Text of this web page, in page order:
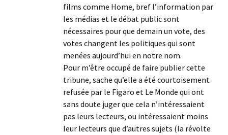
films comme Home, bref l’information par
les médias et le débat public sont
nécessaires pour que demain un vote, des
votes changent les politiques qui sont
menées aujourd’hui en notre nom.
Pour m’être occupé de faire publier cette
tribune, sache qu’elle a été courtoisement
refusée par le Figaro et Le Monde qui ont
sans doute juger que cela n’intéressaient
pas leurs lecteurs, ou intéressaient moins
leur lecteurs que d’autres sujets (la révolte